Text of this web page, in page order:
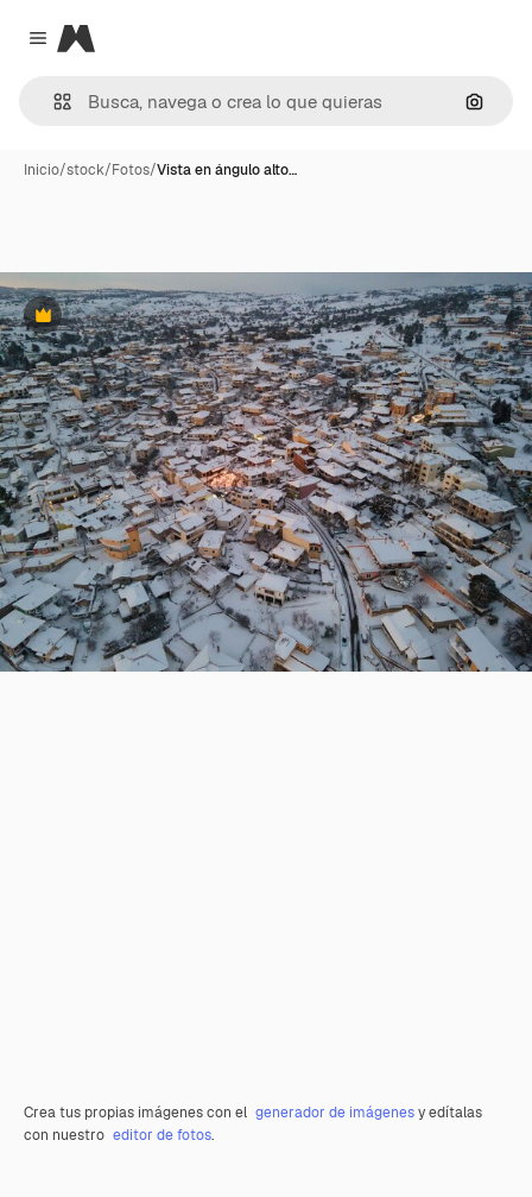
Close menu
Magnific
Inicio/stock/Fotos/Vista en ángulo alto…
Premium
Crea tus propias imágenes con el generador de imágenesy edítalas
con nuestro editor de fotos.